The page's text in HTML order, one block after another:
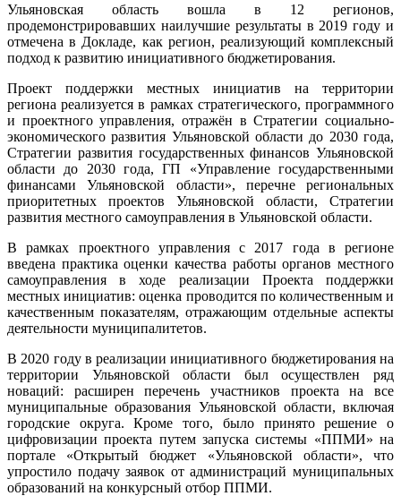
Ульяновская область вошла в 12 регионов,
продемонстрировавших наилучшие результаты в 2019 году и
отмечена в Докладе, как регион, реализующий комплексный
подход к развитию инициативного бюджетирования.
Проект поддержки местных инициатив на территории
региона реализуется в рамках стратегического, программного
и проектного управления, отражён в Стратегии социально-
экономического развития Ульяновской области до 2030 года,
Стратегии развития государственных финансов Ульяновской
области до 2030 года, ГП «Управление государственными
финансами Ульяновской области», перечне региональных
приоритетных проектов Ульяновской области, Стратегии
развития местного самоуправления в Ульяновской области.
В рамках проектного управления с 2017 года в регионе
введена практика оценки качества работы органов местного
самоуправления в ходе реализации Проекта поддержки
местных инициатив: оценка проводится по количественным и
качественным показателям, отражающим отдельные аспекты
деятельности муниципалитетов.
В 2020 году в реализации инициативного бюджетирования на
территории Ульяновской области был осуществлен ряд
новаций: расширен перечень участников проекта на все
муниципальные образования Ульяновской области, включая
городские округа. Кроме того, было принято решение о
цифровизации проекта путем запуска системы «ППМИ» на
портале «Открытый бюджет «Ульяновской области», что
упростило подачу заявок от администраций муниципальных
образований на конкурсный отбор ППМИ.